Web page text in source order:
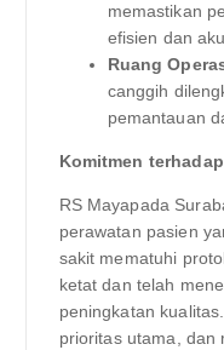
memastikan
efisien dan
Ruang
canggih
pemantauan
Komitmen
RS Mayapada
perawatan pasien
sakit mematuhi
ketat dan telah
peningkatan
prioritas utama, dan